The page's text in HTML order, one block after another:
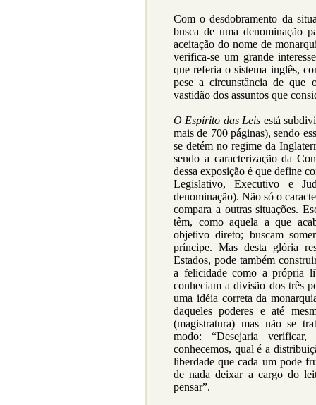
Com o desdobramento da
busca de uma denominação
aceitação do nome de
verifica-se um grande
que referia o sistema inglês,
pese a circunstância de que
vastidão dos assuntos que
O Espírito das Leis está
mais de 700 páginas), sendo
se detém no regime da
sendo a caracterização da
dessa exposição é que define
Legislativo, Executivo e
denominação). Não só o
compara a outras situações.
têm, como aquela a que
objetivo direto; buscam
príncipe. Mas desta glória
Estados, pode também
a felicidade como a própria
conheciam a divisão dos três
uma idéia correta da
daqueles poderes e até
(magistratura) mas não se
modo: “Desejaria
conhecemos, qual é a
liberdade que cada um pode
de nada deixar a cargo do
pensar”.